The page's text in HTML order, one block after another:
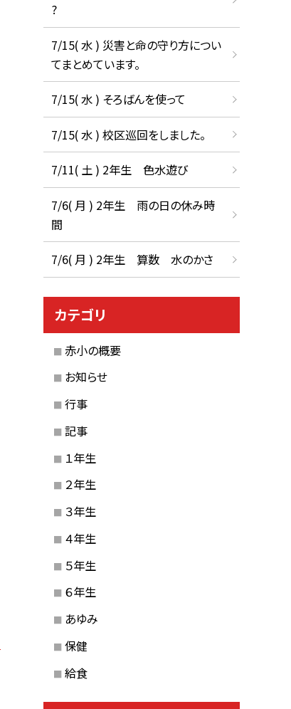
?
7/15( 水 ) 災害と命の守り方につい
てまとめています。
7/15( 水 ) そろばんを使って
7/15( 水 ) 校区巡回をしました。
7/11( 土 ) 2年生 色水遊び
7/6( 月 ) 2年生 雨の日の休み時
間
7/6( 月 ) 2年生 算数 水のかさ
カテゴリ
赤小の概要
お知らせ
行事
記事
１年生
２年生
３年生
４年生
５年生
６年生
あゆみ
保健
給食